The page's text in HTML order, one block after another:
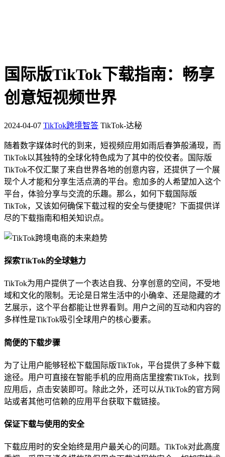
国际版TikTok下载指南：畅享
创意短视频世界
2024-04-07 TikTok跨境智答 TikTok-达秘
随着数字媒体时代的到来，短视频应用如雨后春笋般涌现，而
TikTok以其独特的全球化特色成为了其中的佼佼者。国际版
TikTok不仅汇聚了来自世界各地的创意内容，还提供了一个展
现个人才能和分享生活点滴的平台。愈加多的人希望加入这个
平台，体验分享与交流的乐趣。那么，如何下载国际版
TikTok，又该如何确保下载过程的安全与便捷呢？下面提供详
尽的下载指南和相关知识点。
探索TikTok的全球魅力
TikTok为用户提供了一个表达自我、分享创意的空间，不受地
域和文化的限制。无论是日常生活中的小确幸、还是隐藏的才
艺展示，这个平台都能让世界看到。用户之间的互动和内容的
多样性是TikTok吸引全球用户的核心要素。
简便的下载步骤
为了让用户能够轻松下载国际版TikTok，平台提供了多种下载
途径。用户可直接在智能手机的应用商店里搜索TikTok，找到
应用后，点击安装即可。除此之外，还可以从TikTok的官方网
站或者其他可信赖的应用平台获取下载链接。
保证下载与使用的安全
下载应用时的安全始终是用户最关心的问题。TikTok对此高度